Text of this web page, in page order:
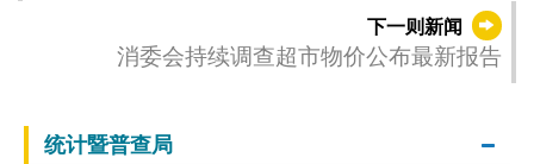
下一则新闻
消委会持续调查超市物价公布最新报告
统计暨普查局